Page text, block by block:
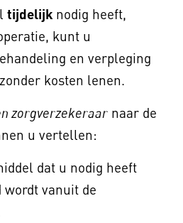
tijdelijk nodig heeft,
kunt u
en verpleging
zonder kosten lenen.
zorgverzekeraar naar de
u vertellen:
dat u nodig heeft
vanuit de